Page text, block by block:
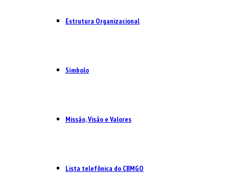
Estrutura Organizacional
Símbolo
Missão, Visão e Valores
Lista telefônica do CBMGO